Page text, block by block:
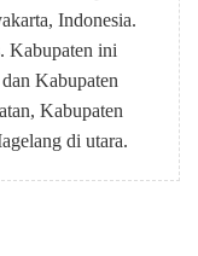
Indonesia.
Kabupaten ini
Kabupaten
Kabupaten
di utara.